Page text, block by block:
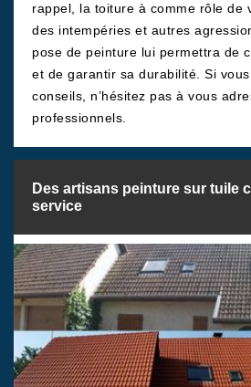
rappel, la toiture à comme rôle de
des intempéries et autres
pose de peinture lui permettra de
et de garantir sa durabilité. Si
conseils, n’hésitez pas à vous
professionnels.
Des artisans peinture sur tuile
service